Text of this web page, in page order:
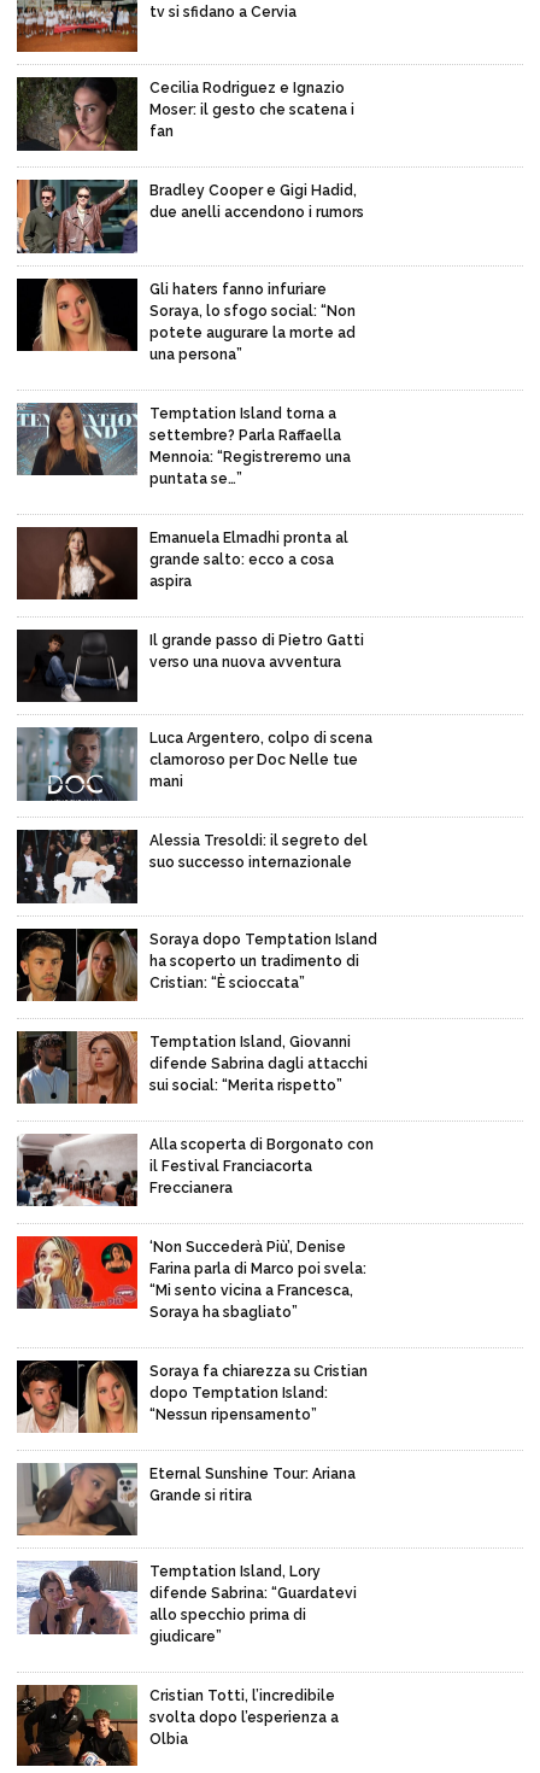
tv si sfidano a Cervia
Cecilia Rodriguez e Ignazio
Moser: il gesto che scatena i
fan
Bradley Cooper e Gigi Hadid,
due anelli accendono i rumors
Gli haters fanno infuriare
Soraya, lo sfogo social: “Non
potete augurare la morte ad
una persona”
Temptation Island torna a
settembre? Parla Raffaella
Mennoia: “Registreremo una
puntata se…”
Emanuela Elmadhi pronta al
grande salto: ecco a cosa
aspira
Il grande passo di Pietro Gatti
verso una nuova avventura
Luca Argentero, colpo di scena
clamoroso per Doc Nelle tue
mani
Alessia Tresoldi: il segreto del
suo successo internazionale
Soraya dopo Temptation Island
ha scoperto un tradimento di
Cristian: “È scioccata”
Temptation Island, Giovanni
difende Sabrina dagli attacchi
sui social: “Merita rispetto”
Alla scoperta di Borgonato con
il Festival Franciacorta
Freccianera
‘Non Succederà Più’, Denise
Farina parla di Marco poi svela:
“Mi sento vicina a Francesca,
Soraya ha sbagliato”
Soraya fa chiarezza su Cristian
dopo Temptation Island:
“Nessun ripensamento”
Eternal Sunshine Tour: Ariana
Grande si ritira
Temptation Island, Lory
difende Sabrina: “Guardatevi
allo specchio prima di
giudicare”
Cristian Totti, l’incredibile
svolta dopo l’esperienza a
Olbia